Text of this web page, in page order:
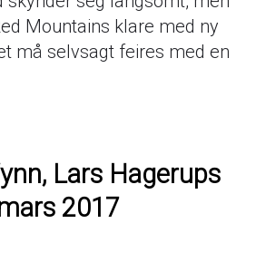
Mountains klare med ny
må selvsagt feires med en
Lars Hagerups
2017